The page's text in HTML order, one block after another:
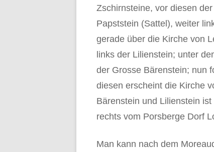
Zschirnsteine, vor diesen
Papststein (Sattel), weiter
gerade über die Kirche von
links der Lilienstein; unter
der Grosse Bärenstein; nun
diesen erscheint die Kirche
Bärenstein und Lilienstein
rechts vom Porsberge Dorf
Man kann nach dem